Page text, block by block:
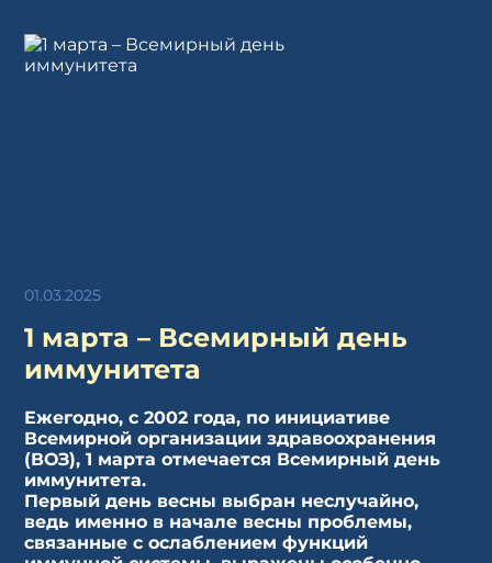
01.03.2025
1 марта – Всемирный день
иммунитета
Ежегодно, с 2002 года, по инициативе
Всемирной организации здравоохранения
(ВОЗ), 1 марта отмечается Всемирный день
иммунитета.
Первый день весны выбран неслучайно,
ведь именно в начале весны проблемы,
связанные с ослаблением функций